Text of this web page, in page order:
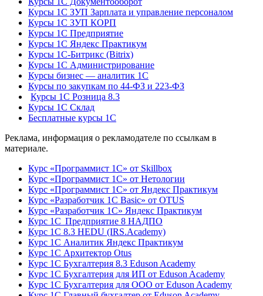
Курсы 1С ЗУП Зарплата и управление персоналом
Курсы 1С ЗУП КОРП
Курсы 1С Предприятие
Курсы 1С Яндекс Практикум
Курсы 1С-Битрикс (Bitrix)
Курсы 1С Администрирование
Курсы бизнес — аналитик 1С
Курсы по закупкам по 44‑ФЗ и 223‑ФЗ
Курсы 1С Розница 8.3
Курсы 1С Склад
Бесплатные курсы 1С
Реклама, информация о рекламодателе по ссылкам в
материале.
Курс «Программист 1С» от Skillbox
Курс «Программист 1С» от Нетологии
Курс «Программист 1С» от Яндекс Практикум
Курс «Разработчик 1С Basic» от OTUS
Курс «Разработчик 1С» Яндекс Практикум
Курс 1С Предприятие 8 НАДПО
Курс 1С 8.3 HEDU (IRS.Academy)
Курс 1С Аналитик Яндекс Практикум
Курс 1С Архитектор Otus
Курс 1С Бухгалтерия 8.3 Eduson Academy
Курс 1С Бухгалтерия для ИП от Eduson Academy
Курс 1С Бухгалтерия для ООО от Eduson Academy